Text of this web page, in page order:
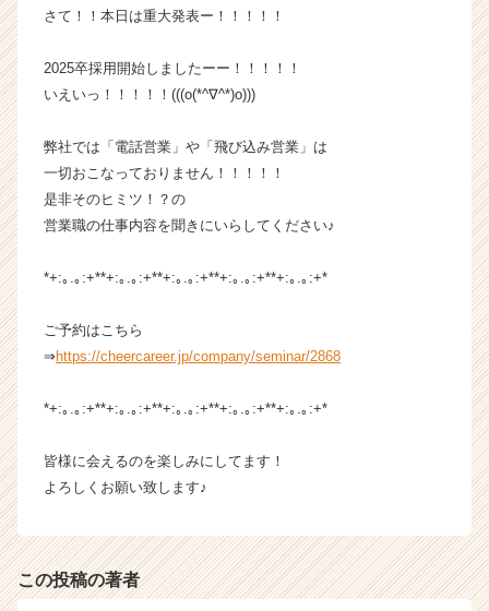
が
就
活
イ
ト
チ
ア
キ
リ
h
a
r
e
さて！！本日は重大発表ー！！！！！
2025卒採用開始しましたーー！！！！！
いえいっ！！！！！(((o(*^∇^*)o)))
弊社では「電話営業」や「飛び込み営業」は
一切おこなっておりません！！！！！
是非そのヒミツ！？の
営業職の仕事内容を聞きにいらしてください♪
*+:｡.｡:+**+:｡.｡:+**+:｡.｡:+**+:｡.｡:+**+:｡.｡:+*
ご予約はこちら
⇒https://cheercareer.jp/company/seminar/2868
*+:｡.｡:+**+:｡.｡:+**+:｡.｡:+**+:｡.｡:+**+:｡.｡:+*
皆様に会えるのを楽しみにしてます！
よろしくお願い致します♪
この投稿の著者